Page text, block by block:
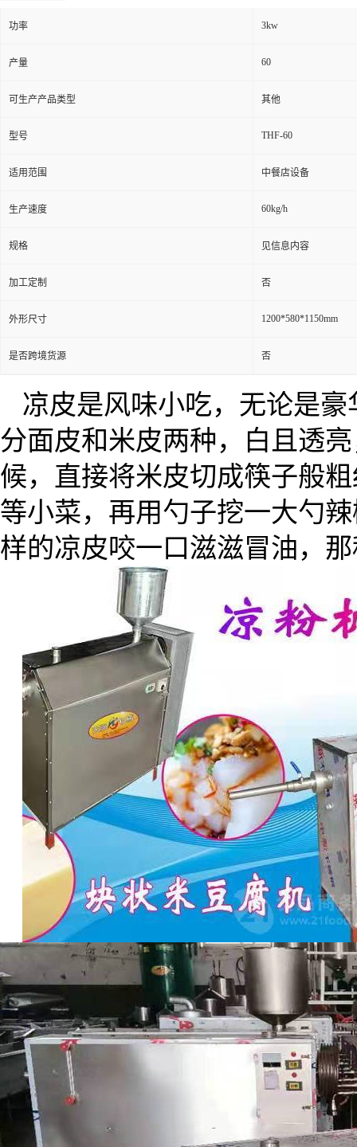
功率 3kw
产量 60
可生产产品类型 其他
型号 THF-60
适用范围 中餐店设备
生产速度 60kg/h
规格 见信息内容
加工定制 否
外形尺寸 1200*580*1150mm
是否跨境货源 否
凉皮是风味小吃，无论是
分面皮和米皮两种，白且透
候，直接将米皮切成筷子般
等小菜，再用勺子挖一大勺
样的凉皮咬一口滋滋冒油，